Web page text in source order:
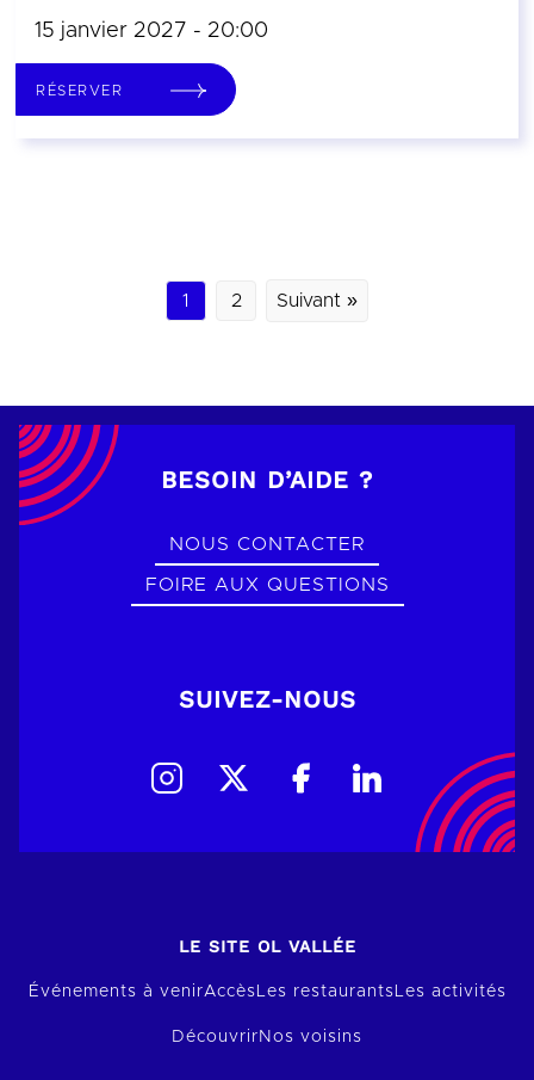
15 janvier 2027 - 20:00
RÉSERVER
1 2 Suivant »
BESOIN D’AIDE ?
NOUS CONTACTER
FOIRE AUX QUESTIONS
SUIVEZ-NOUS
LE SITE OL VALLÉE
Événements à venirAccèsLes restaurantsLes activités
Découvrir Nos voisins